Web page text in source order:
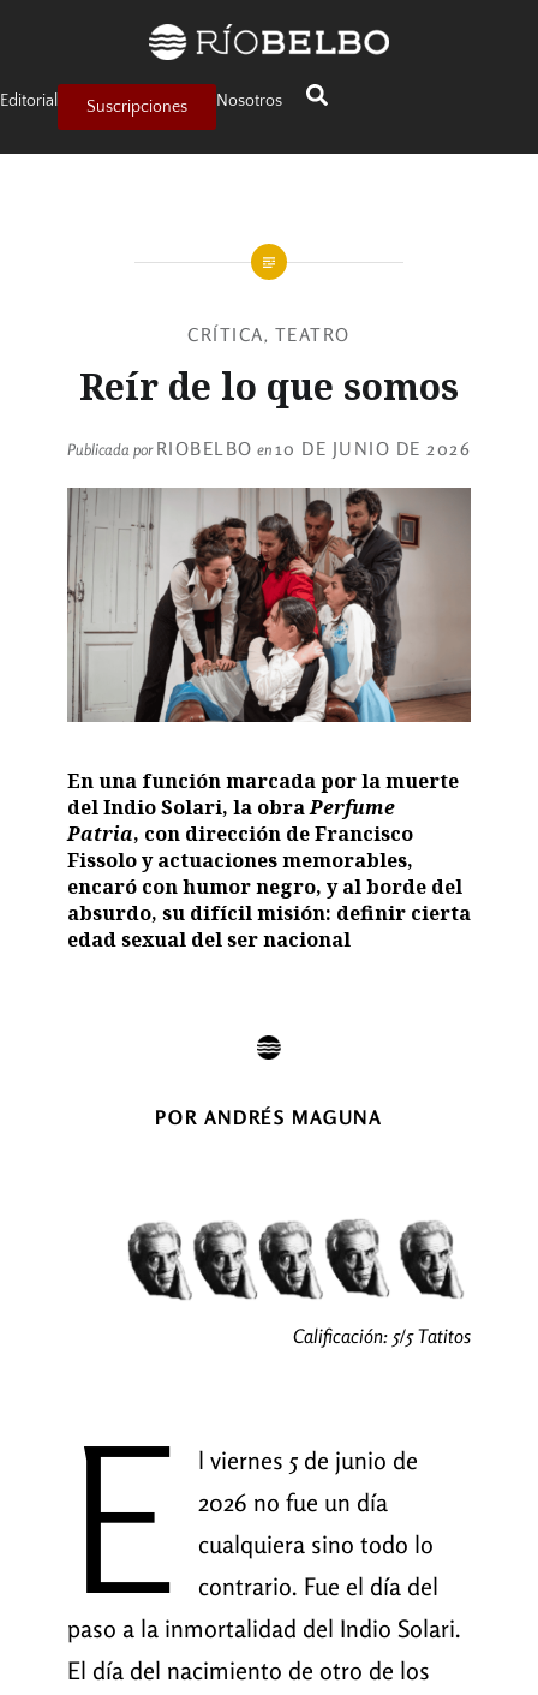
Editorial Suscripciones Nosotros
CRÍTICA, TEATRO
Reír de lo que somos
Publicada porRIOBELBO en10 DE JUNIO DE 2026
En una función marcada por la muerte
del Indio Solari, la obraPerfume
Patria, con dirección de Francisco
Fissolo y actuaciones memorables,
encaró con humor negro, y al borde del
absurdo, su difícil misión: definir cierta
edad sexual del ser nacional
POR ANDRÉS MAGUNA
Calificación: 5/5 Tatitos
E
l viernes 5 de junio de
2026 no fue un día
cualquiera sino todo lo
contrario. Fue el día del
paso a la inmortalidad del Indio Solari.
El día del nacimiento de otro de los